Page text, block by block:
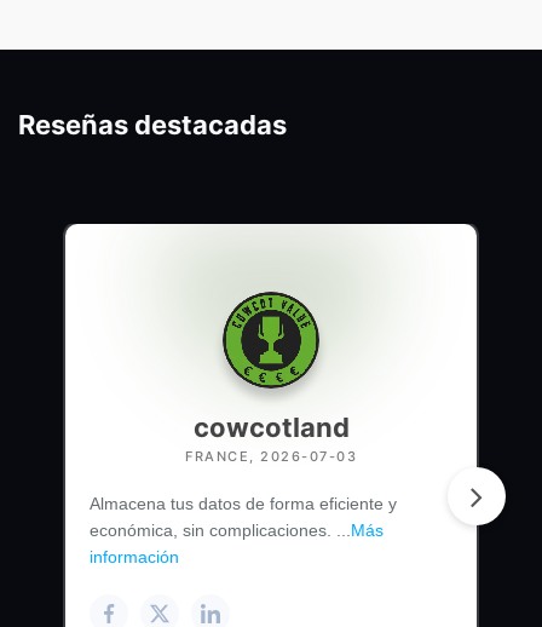
Reseñas destacadas
cowcotland
FRANCE, 2026-07-03
Almacena tus datos de forma eficiente y
económica, sin complicaciones. ... Más
información